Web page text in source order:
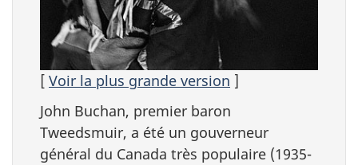
[ Voir la plus grande version ]
John Buchan, premier baron
Tweedsmuir, a été un gouverneur
général du Canada très populaire (1935-